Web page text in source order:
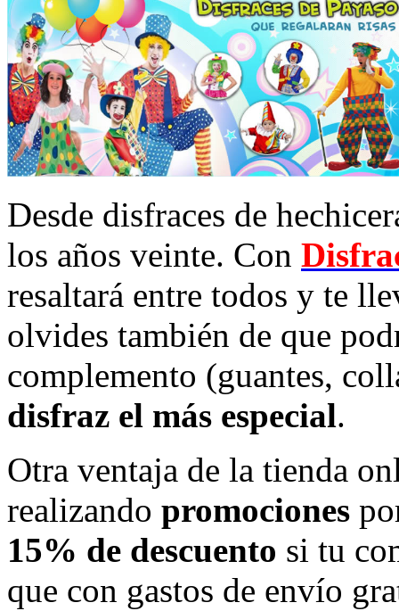
Desde disfraces de
los años veinte. Con
resaltará entre todos y te
olvides también de que
complemento (guantes,
disfraz el más especial.
Otra ventaja de la tienda
realizando promociones
15% de descuento si tu
que con gastos de envío